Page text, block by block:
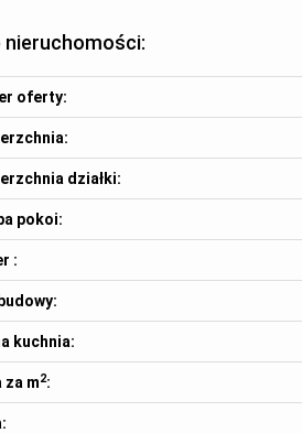
nieruchomości:
oferty:
działki:
pokoi:
:
kuchnia:
za m2: